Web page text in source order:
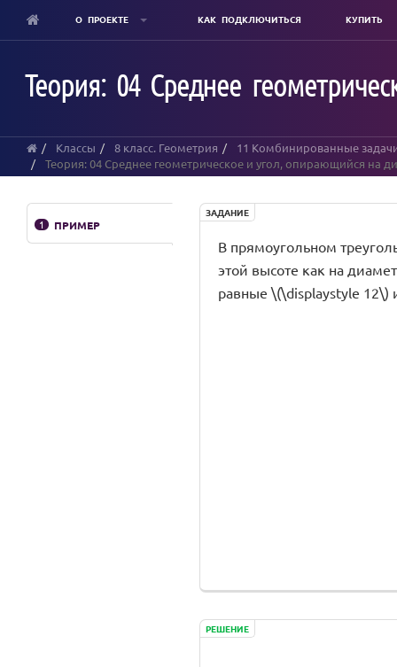
content
О ПРОЕКТЕ КАК ПОДКЛЮЧИТЬСЯ КУПИТЬ
Теория: 04 Среднее
Классы 8 класс. Геометрия
11 Комбинированные
Теория: 04 Среднее геометрическое и угол, опирающийся на
1 ПРИМЕР
ЗАДАНИЕ
В прямоугольном
этой высоте как на
равные \(\displaystyle 12\)
РЕШЕНИЕ